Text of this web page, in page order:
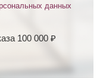
данных
100 000 ₽